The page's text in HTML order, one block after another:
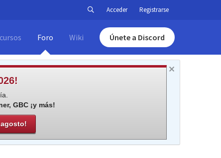
Acceder Registrarse
Foro Wiki Únete a Discord
GBC ¡y más!